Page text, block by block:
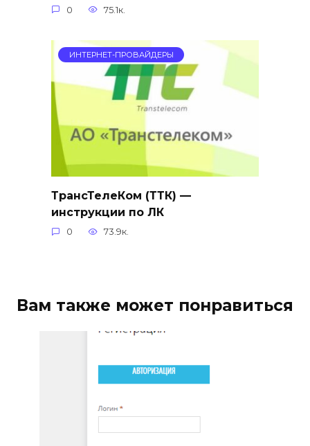
0 75.1к.
ИНТЕРНЕТ-ПРОВАЙДЕРЫ
ТрансТелеКом (ТТК) —
инструкции по ЛК
0 73.9к.
Вам также может понравиться